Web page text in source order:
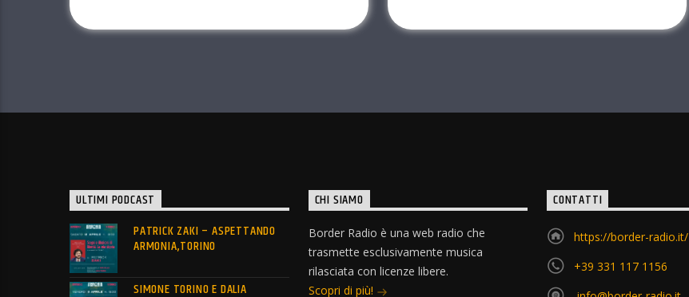
23
ULTIMI PODCAST
PATRICK ZAKI – ASPETTANDO
ARMONIA,TORINO
SIMONE TORINO E DALIA
CHI SIAMO
Border Radio è una web radio che
trasmette esclusivamente musica
rilasciata con licenze libere.
Scopri di più!
CONTATTI
https://border-radio.it/
+39 331 117 1156